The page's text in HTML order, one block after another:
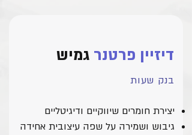
דיזיין פרטנר גמיש
בנק שעות
יצירת חומרים שיווקיים ודיגיטליים
גיבוש ושמירה על שפה עיצובית אחידה